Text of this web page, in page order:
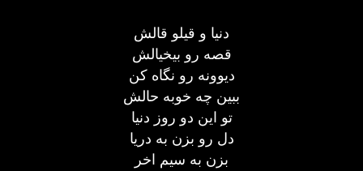
دنیا و قیلو قالش
قصه رو بیخیالش
دیوونه رو نگاه کن
ببین چه خوبه حالش
تو این دو روز دنیا
دل رو بزن به دریا
بزن به سیم اخر